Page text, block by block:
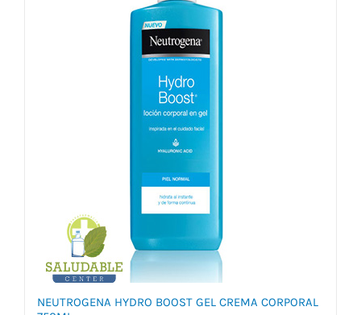
NEUTROGENA HYDRO BOOST GEL CREMA CORPORAL